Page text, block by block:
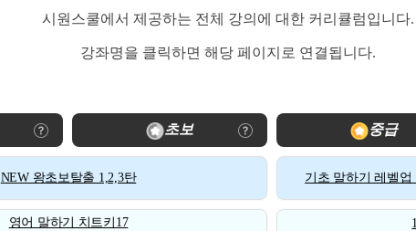
시원스쿨에서 제공하는 전체 강의에 대한 커리큘럼입니다.
강좌명을 클릭하면 해당 페이지로 연결됩니다.
초보 중급
NEW 왕초보탈출 1,2,3탄 기초 말하기 레벨업
영어 말하기 치트키17